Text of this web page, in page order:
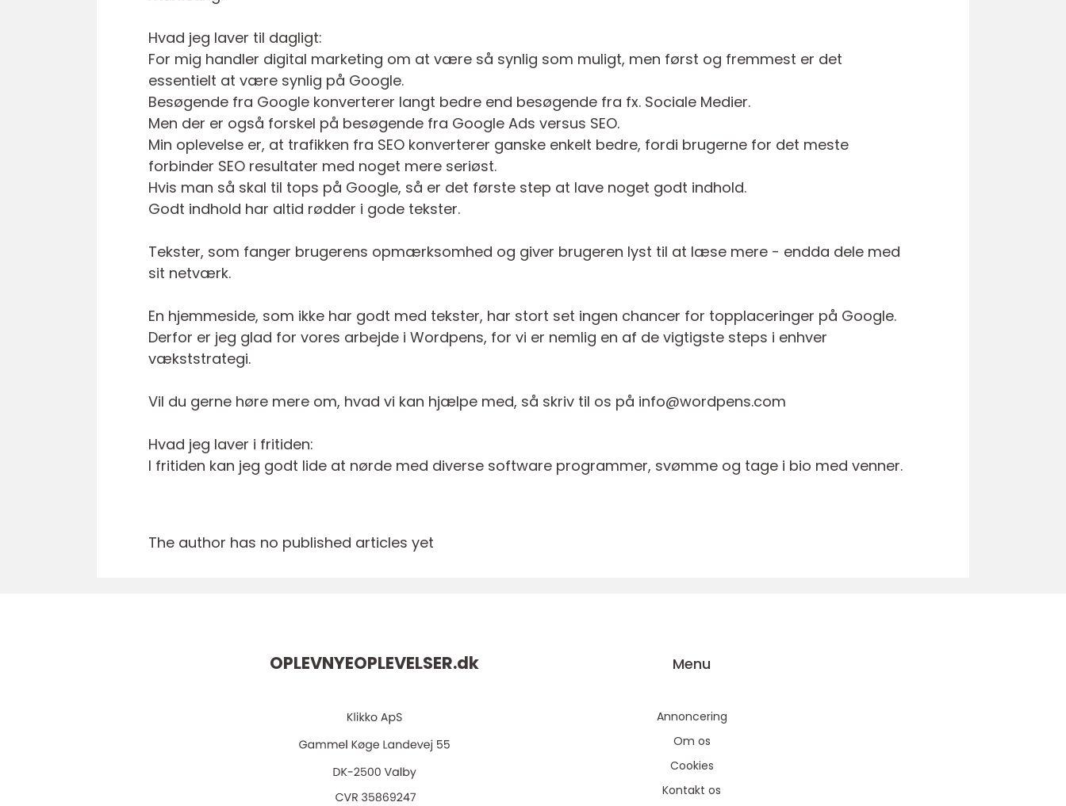
Hvad jeg laver til dagligt:
For mig handler digital marketing om at være så synlig som muligt, men først og fremmest er det
essentielt at være synlig på Google.
Besøgende fra Google konverterer langt bedre end besøgende fra fx. Sociale Medier.
Men der er også forskel på besøgende fra Google Ads versus SEO.
Min oplevelse er, at trafikken fra SEO konverterer ganske enkelt bedre, fordi brugerne for det meste
forbinder SEO resultater med noget mere seriøst.
Hvis man så skal til tops på Google, så er det første step at lave noget godt indhold.
Godt indhold har altid rødder i gode tekster.
Tekster, som fanger brugerens opmærksomhed og giver brugeren lyst til at læse mere - endda dele med
sit netværk.
En hjemmeside, som ikke har godt med tekster, har stort set ingen chancer for topplaceringer på Google.
Derfor er jeg glad for vores arbejde i Wordpens, for vi er nemlig en af de vigtigste steps i enhver
vækststrategi.
Vil du gerne høre mere om, hvad vi kan hjælpe med, så skriv til os på info@wordpens.com
Hvad jeg laver i fritiden:
I fritiden kan jeg godt lide at nørde med diverse software programmer, svømme og tage i bio med venner.
The author has no published articles yet
OPLEVNYEOPLEVELSER.dk Menu
Annoncering
Om os
Cookies
Kontakt os